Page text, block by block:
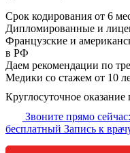
Срок кодирования от 6
Дипломированные и
Французские и
в РФ
Даем рекомендации по
Медики со стажем от 10
Круглосуточное
Звоните прямо сейчас:
бесплатный Запись к